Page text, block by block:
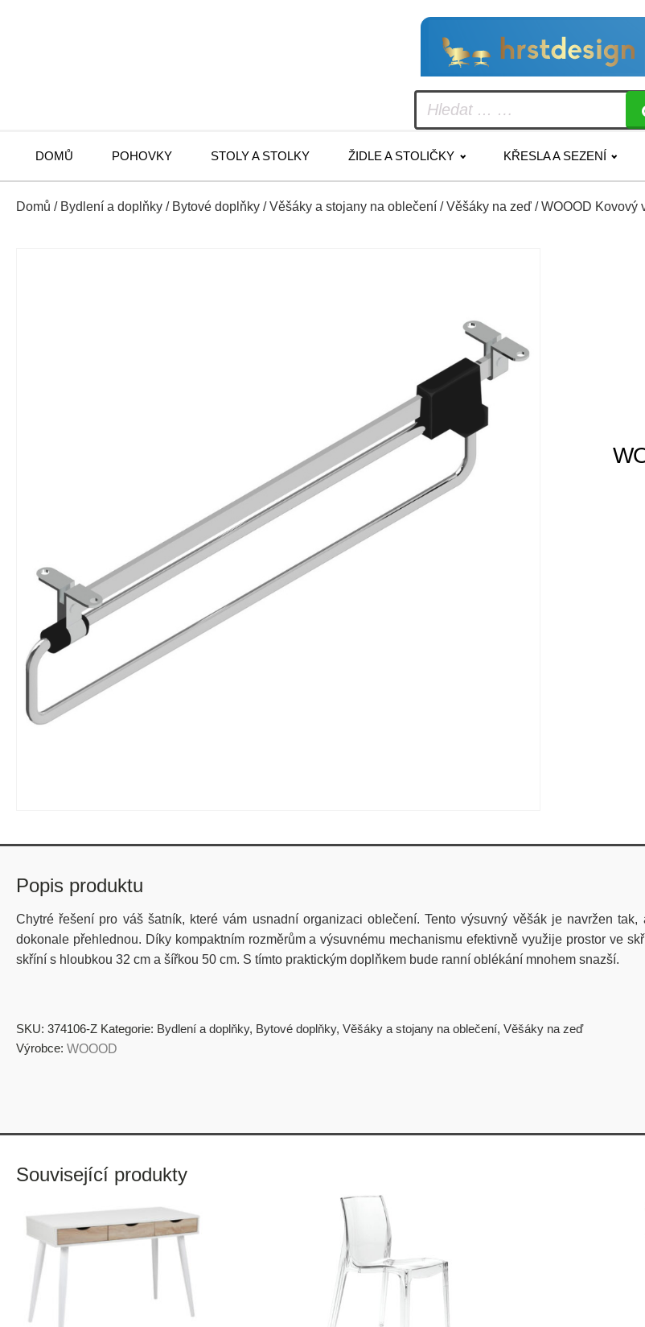
DOMŮ POHOVKY STOLY A STOLKY ŽIDLE A STOLIČKY KŘESLA A SEZENÍ
Domů / Bydlení a doplňky / Bytové doplňky /Věšáky a stojany na oblečení /Věšáky na zeď / WOOOD Kovový
Popis produktu
Chytré řešení pro váš šatník, které vám usnadní organizaci oblečení. Tento výsuvný věšák je navržen
dokonale přehlednou. Díky kompaktním rozměrům a výsuvnému mechanismu efektivně využije prostor ve
skříní s hloubkou 32 cm a šířkou 50 cm. S tímto praktickým doplňkem bude ranní oblékání mnohem snazší.
SKU: 374106-Z Kategorie: Bydlení a doplňky, Bytové doplňky, Věšáky a stojany na oblečení, Věšáky na zeď
Výrobce: WOOOD
Související produkty